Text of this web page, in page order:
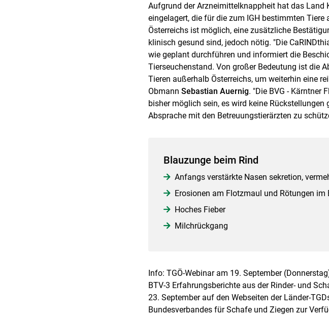
Aufgrund der Arzneimittelknappheit hat das Land
eingelagert, die für die zum IGH bestimmten
Österreichs ist möglich, eine zusätzliche
klinisch gesund sind, jedoch nötig. "Die
wie geplant durchführen und informiert die
Tierseuchenstand. Von großer Bedeutung ist die
Tieren außerhalb Österreichs, um weiterhin eine
Obmann Sebastian Auernig. "Die BVG - Kärntner
bisher möglich sein, es wird keine
Absprache mit den Betreuungstierärzten zu
Blauzunge beim Rind
Anfangs verstärkte Nasen sekretion,
Erosionen am Flotzmaul und Rötungen im
Hoches Fieber
Milchrückgang
Info: TGÖ-Webinar am 19. September
BTV-3 Erfahrungsberichte aus der Rinder- und
23. September auf den Webseiten der Länder-
Bundesverbandes für Schafe und Ziegen zur